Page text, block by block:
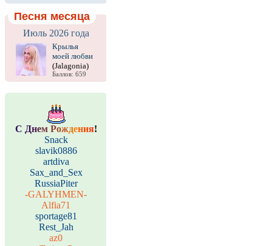
Песня месяца
Июль 2026 года
Крылья
моей любви
(Jalagonia)
Баллов: 659
С Днем Рождения!
Snack
slavik0886
artdiva
Sax_and_Sex
RussiaPiter
-GALYHMEN-
Alfia71
sportage81
Rest_Jah
az0